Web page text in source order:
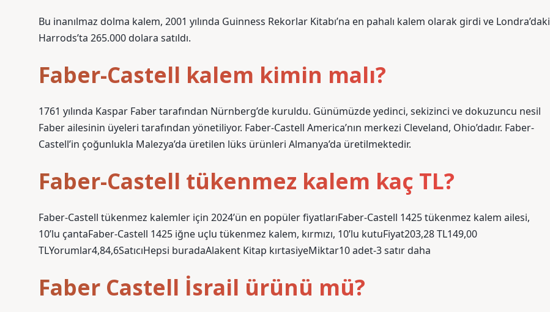
Bu inanılmaz dolma kalem, 2001 yılında Guinness Rekorlar Kitabı’na en pahalı kalem olarak girdi ve Londra’daki
Harrods’ta 265.000 dolara satıldı.
Faber-Castell kalem kimin malı?
1761 yılında Kaspar Faber tarafından Nürnberg’de kuruldu. Günümüzde yedinci, sekizinci ve dokuzuncu nesil
Faber ailesinin üyeleri tarafından yönetiliyor. Faber-Castell America’nın merkezi Cleveland, Ohio’dadır. Faber-
Castell’in çoğunlukla Malezya’da üretilen lüks ürünleri Almanya’da üretilmektedir.
Faber-Castell tükenmez kalem kaç TL?
Faber-Castell tükenmez kalemler için 2024’ün en popüler fiyatlarıFaber-Castell 1425 tükenmez kalem ailesi,
10’lu çantaFaber-Castell 1425 iğne uçlu tükenmez kalem, kırmızı, 10’lu kutuFiyat203,28 TL149,00
TLYorumlar4,84,6SatıcıHepsi buradaAlakent Kitap kırtasiyeMiktar10 adet-3 satır daha
Faber Castell İsrail ürünü mü?